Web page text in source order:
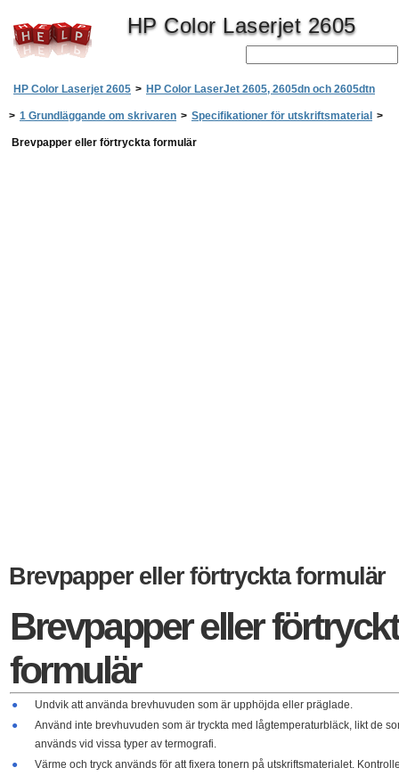
HP Color Laserjet 2605
HP Color Laserjet 2605 > HP Color LaserJet 2605, 2605dn och 2605dtn
> 1 Grundläggande om skrivaren > Specifikationer för utskriftsmaterial >
Brevpapper eller förtryckta formulär
Brevpapper eller förtryckta formulär
Brevpapper eller
formulär
●
Undvik att använda brevhuvuden som är upphöjda eller präglade.
●
Använd inte brevhuvuden som är tryckta med lågtemperaturbläck, likt de
används vid vissa typer av termografi.
●
Värme och tryck används för att fixera tonern på utskriftsmaterialet.